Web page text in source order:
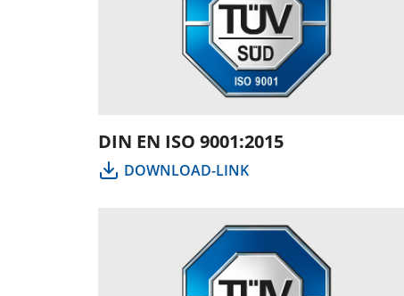
DIN EN ISO 9001:2015
DOWNLOAD-LINK